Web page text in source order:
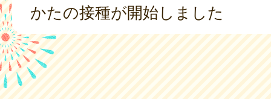
かたの接種が開始しました